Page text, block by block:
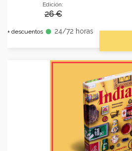
Edición:
26 €
+ descuentos fiber_manual_record 24/72 horas